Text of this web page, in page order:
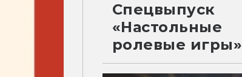
Спецвыпуск
«Настольные
ролевые игры»